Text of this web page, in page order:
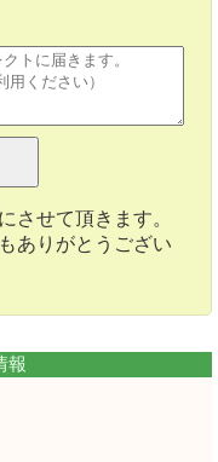
させて頂きます。
ありがとうござい
報